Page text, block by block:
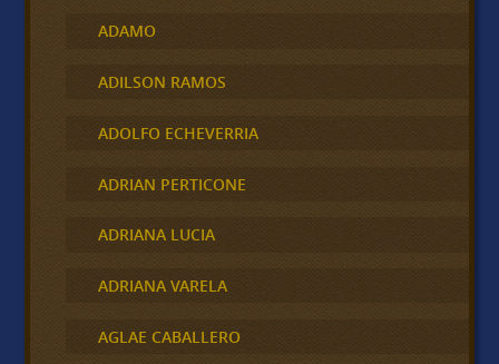
ADAMO
ADILSON RAMOS
ADOLFO ECHEVERRIA
ADRIAN PERTICONE
ADRIANA LUCIA
ADRIANA VARELA
AGLAE CABALLERO